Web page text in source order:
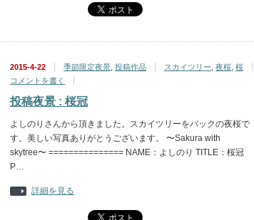
2015-4-22 季節限定夜景 投稿作品 スカイツリー 夜桜 桜
コメントを書く
投稿夜景 : 桜冠
よしのりさんから頂きました。スカイツリーをバックの夜桜で
す。美しい写真ありがとうございます。 〜Sakura with
skytree〜 =============== NAME：よしのり TITLE：桜冠
P…
詳細を見る